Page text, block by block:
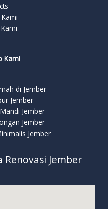
Kami
di Jember
Jember
Jember
Jember
Jember
Jember